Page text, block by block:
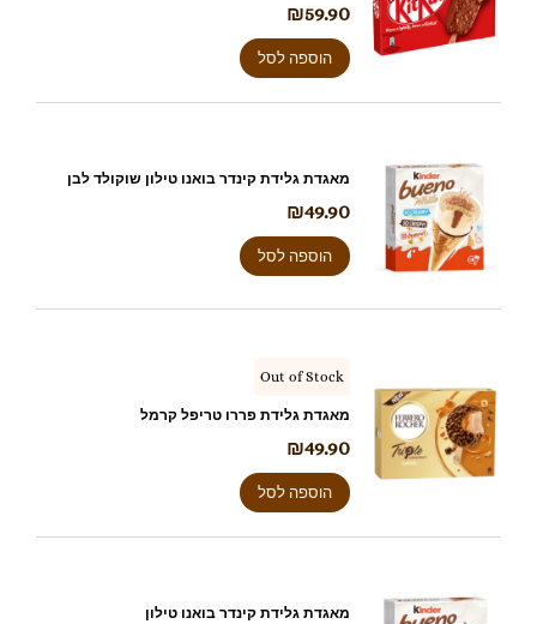
₪59.90
הוספה לסל
מאגדת גלידת קינדר בואנו טילון שוקולד לבן
₪49.90
הוספה לסל
Out of Stock
מאגדת גלידת פררו טריפל קרמל
₪49.90
הוספה לסל
מאגדת גלידת קינדר בואנו טילון